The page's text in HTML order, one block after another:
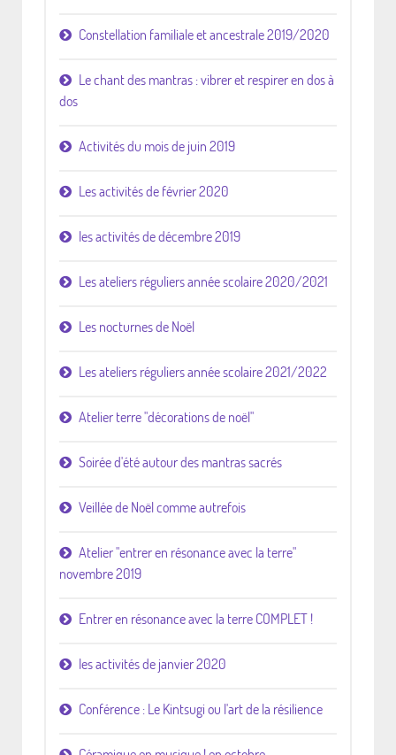
Constellation familiale et ancestrale 2019/2020
Le chant des mantras : vibrer et respirer en dos à
dos
Activités du mois de juin 2019
Les activités de février 2020
les activités de décembre 2019
Les ateliers réguliers année scolaire 2020/2021
Les nocturnes de Noël
Les ateliers réguliers année scolaire 2021/2022
Atelier terre "décorations de noël"
Soirée d'été autour des mantras sacrés
Veillée de Noël comme autrefois
Atelier "entrer en résonance avec la terre"
novembre 2019
Entrer en résonance avec la terre COMPLET !
les activités de janvier 2020
Conférence : Le Kintsugi ou l'art de la résilience